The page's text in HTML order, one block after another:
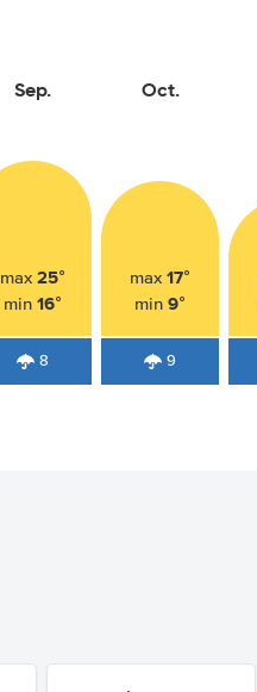
Sep.
max 25°
min 16°
8
Oct.
max17°
min9°
9